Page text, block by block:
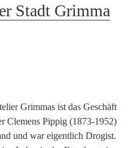
Stadt Grimma
Grimmas ist das Geschäft
Clemens Pippig (1873-1952)
und war eigentlich Drogist.